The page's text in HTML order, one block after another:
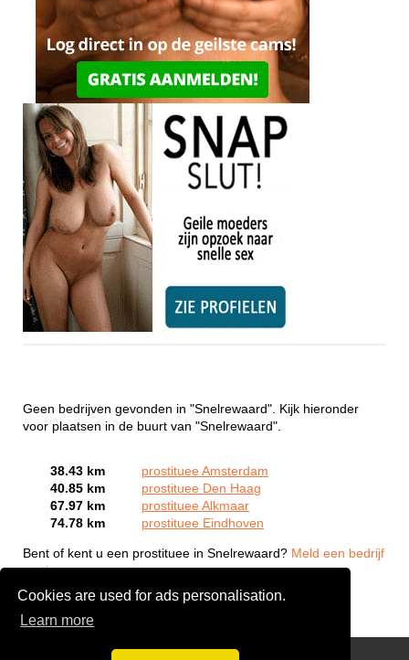
Cookies are used for ads personalisation.
Learn more
Geen bedrijven gevonden in "Snelrewaard". Kijk hieronder
voor plaatsen in de buurt van "Snelrewaard".
38.43 km
prostituee Amsterdam
40.85 km
prostituee Den Haag
67.97 km
prostituee Alkmaar
74.78 km
prostituee Eindhoven
Bent of kent u een prostituee in Snelrewaard? Meld een bedrijf
gratis aan